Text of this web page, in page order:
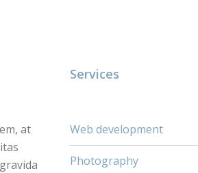
at
Services
Web development
Photography